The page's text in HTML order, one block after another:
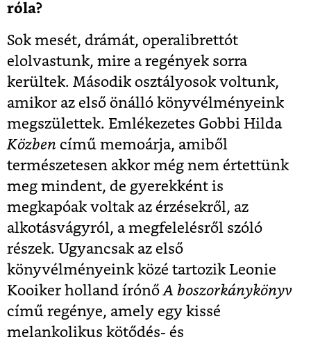
róla?
Sok mesét, drámát, operalibrettót
elolvastunk, mire a regények sorra
kerültek. Második osztályosok voltunk,
amikor az első önálló könyvélményeink
megszülettek. Emlékezetes Gobbi Hilda
Közben című memoárja, amiből
természetesen akkor még nem értettünk
meg mindent, de gyerekként is
megkapóak voltak az érzésekről, az
alkotásvágyról, a megfelelésről szóló
részek. Ugyancsak az első
könyvélményeink közé tartozik Leonie
Kooiker holland írónő A boszorkánykönyv
című regénye, amely egy kissé
melankolikus kötődés- és